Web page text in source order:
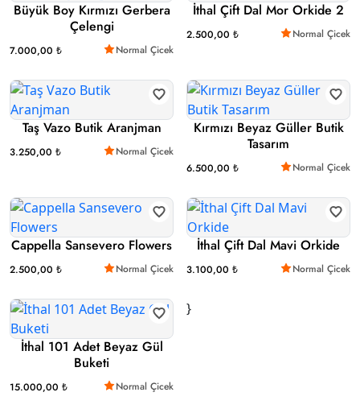
Büyük Boy Kırmızı Gerbera
Çelengi
7.000,00 ₺ Normal Çicek
İthal Çift Dal Mor Orkide 2
2.500,00 ₺ Normal Çicek
Taş Vazo Butik Aranjman
3.250,00 ₺ Normal Çicek
Kırmızı Beyaz Güller Butik
Tasarım
6.500,00 ₺ Normal Çicek
Cappella Sansevero Flowers
2.500,00 ₺ Normal Çicek
İthal Çift Dal Mavi Orkide
3.100,00 ₺ Normal Çicek
İthal 101 Adet Beyaz Gül
Buketi
15.000,00 ₺ Normal Çicek
}